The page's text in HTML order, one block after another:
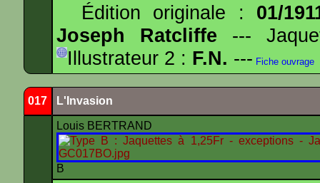
Édition originale : 01/
Joseph Ratcliffe ---
Illustrateur 2 : F.N. --- Fiche ouvrage
017 L'Invasion
Louis BERTRAND
B